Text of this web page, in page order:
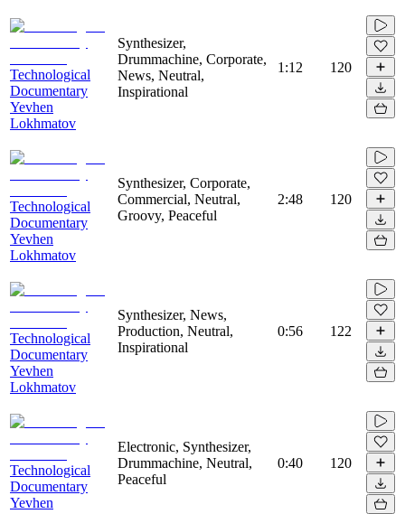
Technological
Documentary
Yevhen
Lokhmatov
Synthesizer,
Drummachine, Corporate,
News, Neutral,
Inspirational
1:12 120
Technological
Documentary
Yevhen
Lokhmatov
Synthesizer, Corporate,
Commercial, Neutral,
Groovy, Peaceful
2:48 120
Technological
Documentary
Yevhen
Lokhmatov
Synthesizer, News,
Production, Neutral,
Inspirational
0:56 122
Technological
Documentary
Yevhen
Electronic, Synthesizer,
Drummachine, Neutral,
Peaceful
0:40 120